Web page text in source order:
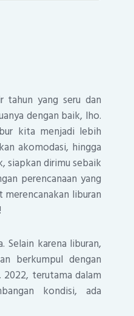
tahun yang seru dan
dengan baik, lho.
kita menjadi lebih
akomodasi, hingga
siapkan dirimu sebaik
perencanaan yang
liburan
karena liburan,
berkumpul dengan
terutama dalam
kondisi, ada